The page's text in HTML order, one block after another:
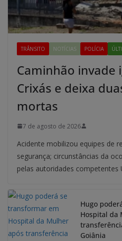
TRÂNSITO NOTÍCIAS POLÍCIA
Caminhão invade
Crixás e deixa
mortas
7 de agosto de 2026
Acidente mobilizou equipes de
segurança; circunstâncias da
pelas autoridades competentes
Hugo
Hospital da
Goiânia